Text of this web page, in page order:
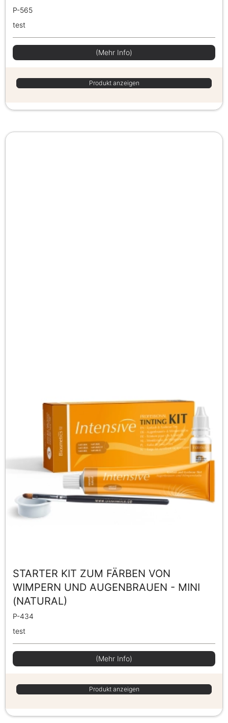
P-565
test
(Mehr Info)
Produkt anzeigen
STARTER KIT ZUM FÄRBEN VON
WIMPERN UND AUGENBRAUEN - MINI
(NATURAL)
P-434
test
(Mehr Info)
Produkt anzeigen